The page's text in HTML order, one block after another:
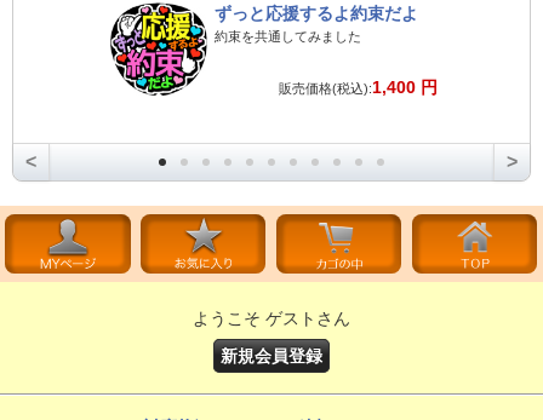
ずっと応援するよ約束だよ
約束を共通してみました
販売価格(税込):1,400 円
< >
ようこそ ゲストさん
新規会員登録